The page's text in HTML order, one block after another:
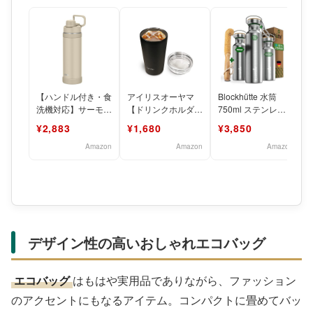
【ハンドル付き・食
洗機対応】サーモス
ーツボトル 1L サン
¥2,883
Amazon
アイリスオーヤマ
【ドリンクホルダー
ふた付き 350ml
¥1,680
Amazon
Blockhütte 水筒
750ml ステンレス
空断熱
¥3,850
Amazon
デザイン性の高いおしゃれエコバッグ
エコバッグ はもはや実用品でありながら、ファッション
のアクセントにもなるアイテム。コンパクトに畳めてバッ